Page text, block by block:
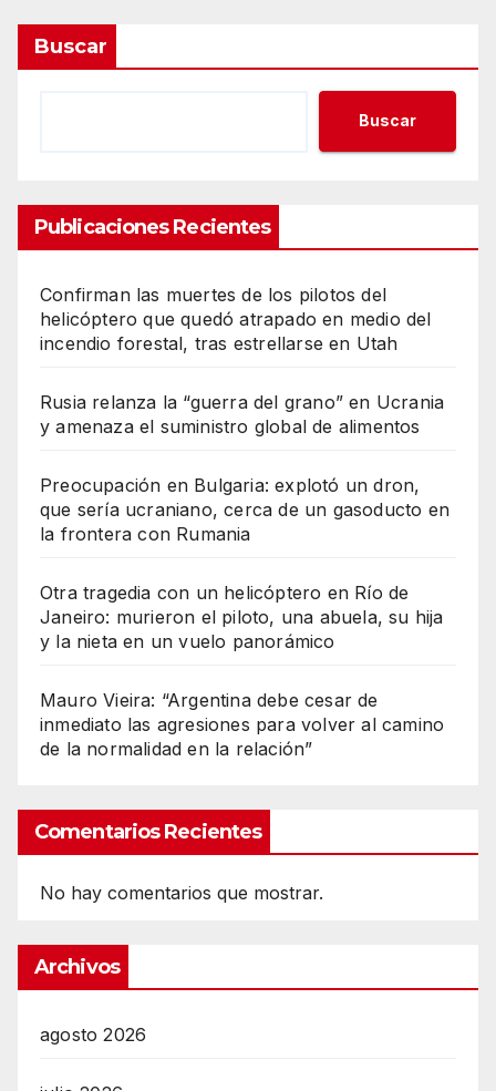
Buscar
Buscar
Publicaciones Recientes
Confirman las muertes de los pilotos del
helicóptero que quedó atrapado en medio del
incendio forestal, tras estrellarse en Utah
Rusia relanza la “guerra del grano” en Ucrania
y amenaza el suministro global de alimentos
Preocupación en Bulgaria: explotó un dron,
que sería ucraniano, cerca de un gasoducto en
la frontera con Rumania
Otra tragedia con un helicóptero en Río de
Janeiro: murieron el piloto, una abuela, su hija
y la nieta en un vuelo panorámico
Mauro Vieira: “Argentina debe cesar de
inmediato las agresiones para volver al camino
de la normalidad en la relación”
Comentarios Recientes
No hay comentarios que mostrar.
Archivos
agosto 2026